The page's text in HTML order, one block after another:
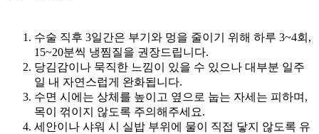
수술 직후 3일간은 부기와 멍을 줄이기 위해 하루 3~4회,
15~20분씩 냉찜질을 권장드립니다.
당김감이나 묵직한 느낌이 있을 수 있으나 대부분 일주
일 내 자연스럽게 완화됩니다.
수면 시에는 상체를 높이고 옆으로 눕는 자세는 피하며,
목이 꺾이지 않도록 주의해주세요.
세안이나 샤워 시 실밥 부위에 물이 직접 닿지 않도록 유